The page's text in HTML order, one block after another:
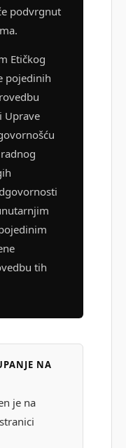
podvrgnut
Etičkog
pojedinih
Uprave
tih
NA
je na